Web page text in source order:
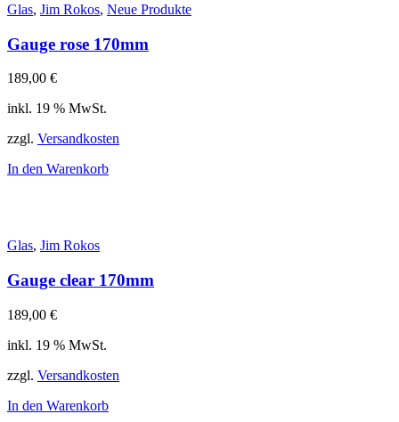
Glas, Jim Rokos, Neue Produkte
Gauge rose 170mm
189,00 €
inkl. 19 % MwSt.
zzgl. Versandkosten
In den Warenkorb
Glas, Jim Rokos
Gauge clear 170mm
189,00 €
inkl. 19 % MwSt.
zzgl. Versandkosten
In den Warenkorb